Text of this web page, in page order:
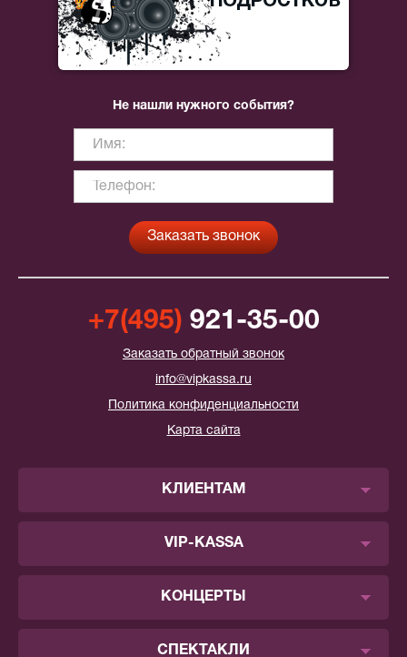
Не нашли нужного события?
+7(495) 921-35-00
Заказать обратный звонок
info@vipkassa.ru
Политика конфиденциальности
Карта сайта
КЛИЕНТАМ
VIP-KASSA
КОНЦЕРТЫ
СПЕКТАКЛИ